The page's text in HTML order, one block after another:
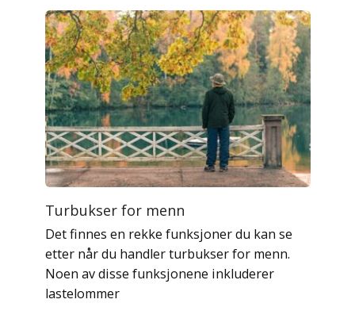
Turbukser for menn
Det finnes en rekke funksjoner du kan se
etter når du handler turbukser for menn.
Noen av disse funksjonene inkluderer
lastelommer